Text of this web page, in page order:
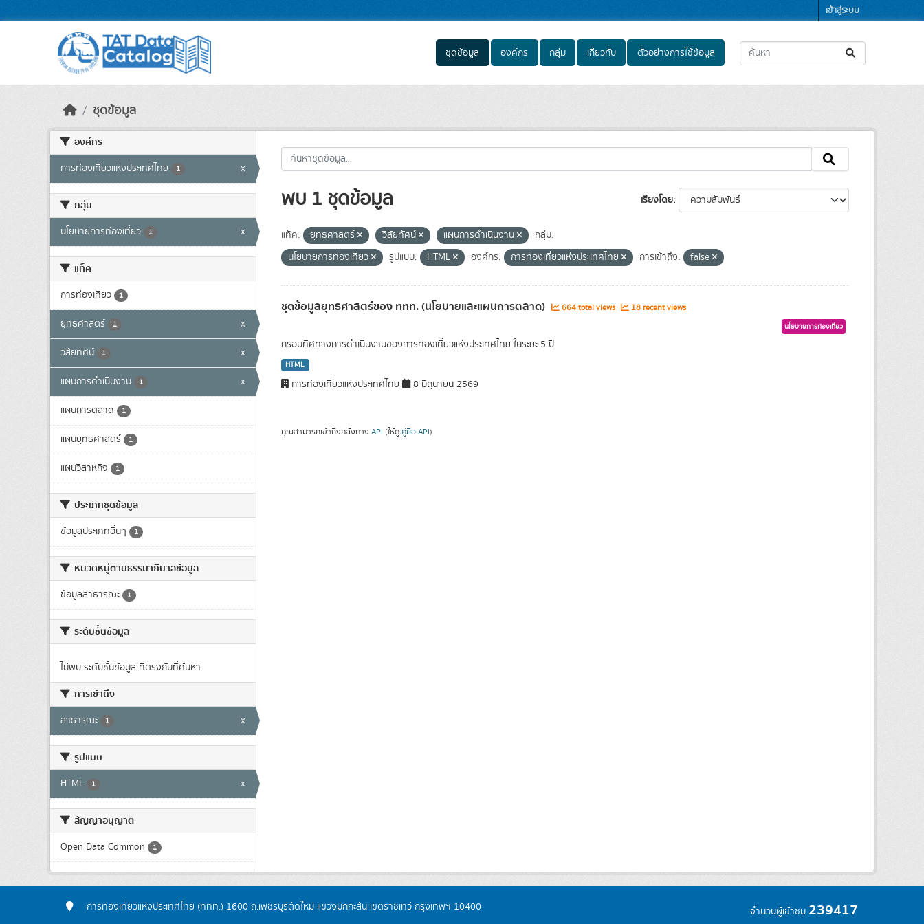
เข้าสู่ระบบ
ชุดข้อมูล องค์กร กลุ่ม เกี่ยวกับ ตัวอย่างการใช้ข้อมูล
ชุดข้อมูล
องค์กร
การท่องเที่ยวแห่งประเทศไทย 1 x
กลุ่ม
นโยบายการท่องเที่ยว 1 x
แท็ค
การท่องเที่ยว 1
ยุทธศาสตร์ 1 x
วิสัยทัศน์ 1 x
แผนการดำเนินงาน 1 x
แผนการตลาด 1
แผนยุทธศาสตร์ 1
แผนวิสาหกิจ 1
ประเภทชุดข้อมูล
ข้อมูลประเภทอื่นๆ 1
หมวดหมู่ตามธรรมาภิบาลข้อมูล
ข้อมูลสาธารณะ 1
ระดับชั้นข้อมูล
ไม่พบ ระดับชั้นข้อมูล ที่ตรงกับที่ค้นหา
การเข้าถึง
สาธารณะ 1 x
รูปแบบ
HTML 1 x
สัญญาอนุญาต
Open Data Common 1
เรียงโดย
พบ 1 ชุดข้อมูล
แท็ค: ยุทธศาสตร์ วิสัยทัศน์ แผนการดำเนินงาน
กลุ่ม:
นโยบายการท่องเที่ยว
รูปแบบ: HTML องค์กร: การท่องเที่ยวแห่งประเทศไทย การเข้าถึง: false
ชุดข้อมูลยุทธศาสตร์ของ ททท. (นโยบายและแผนการตลาด) 664 total views 18 recent views
นโยบายการท่องเที่ยว
กรอบทิศทางการดำเนินงานของการท่องเที่ยวแห่งประเทศไทย ในระยะ 5 ปี
HTML
การท่องเที่ยวแห่งประเทศไทย 8 มิถุนายน 2569
คุณสามารถเข้าถึงคลังทาง API (ให้ดู คู่มือ API).
การท่องเที่ยวแห่งประเทศไทย (ททท.) 1600 ถ.เพชรบุรีตัดใหม่ แขวงมักกะสัน เขตราชเทวี กรุงเทพฯ 10400 จำนวนผู้เข้าชม 239417